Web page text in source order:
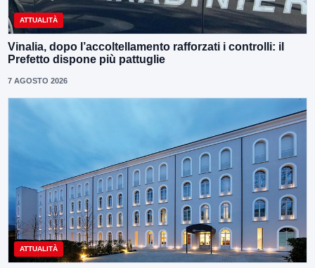
ATTUALITÀ
Vinalia, dopo l’accoltellamento rafforzati i controlli: il
Prefetto dispone più pattuglie
7 AGOSTO 2026
ATTUALITÀ